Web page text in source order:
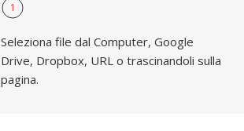
1
Seleziona file dal Computer, Google
Drive, Dropbox, URL o trascinandoli sulla
pagina.